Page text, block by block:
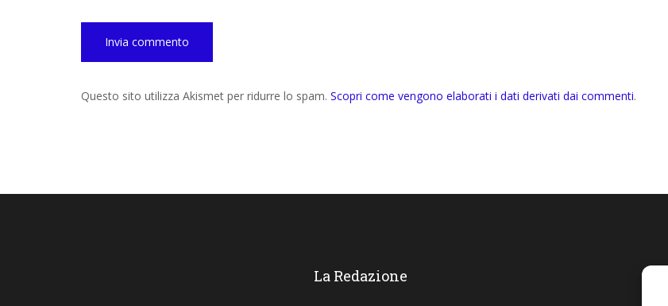
Questo sito utilizza Akismet per ridurre lo spam. Scopri come vengono elaborati i dati derivati dai commenti.
La Redazione